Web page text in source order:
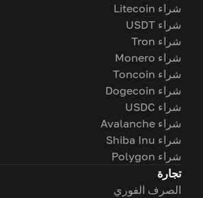
شراء Litecoin
شراء USDT
شراء Tron
شراء Monero
شراء Toncoin
شراء Dogecoin
شراء USDC
شراء Avalanche
شراء Shiba Inu
شراء Polygon
تجارة
الصرف الفوري